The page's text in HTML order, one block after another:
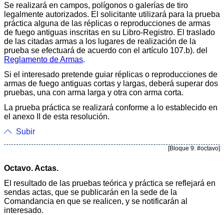
Se realizará en campos, polígonos o galerías de tiro
legalmente autorizados. El solicitante utilizará para la prueba
práctica alguna de las réplicas o reproducciones de armas
de fuego antiguas inscritas en su Libro-Registro. El traslado
de las citadas armas a los lugares de realización de la
prueba se efectuará de acuerdo con el artículo 107.b). del
Reglamento de Armas.
Si el interesado pretende guiar réplicas o reproducciones de
armas de fuego antiguas cortas y largas, deberá superar dos
pruebas, una con arma larga y otra con arma corta.
La prueba práctica se realizará conforme a lo establecido en
el anexo II de esta resolución.
Subir
[Bloque 9: #octavo]
Octavo. Actas.
El resultado de las pruebas teórica y práctica se reflejará en
sendas actas, que se publicarán en la sede de la
Comandancia en que se realicen, y se notificarán al
interesado.